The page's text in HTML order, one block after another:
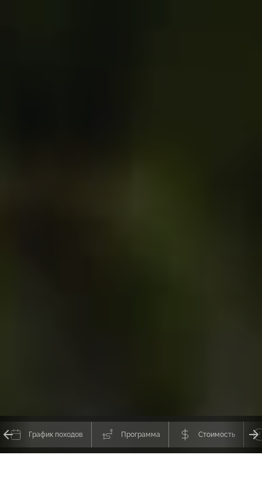
График походов Программа Стоимость